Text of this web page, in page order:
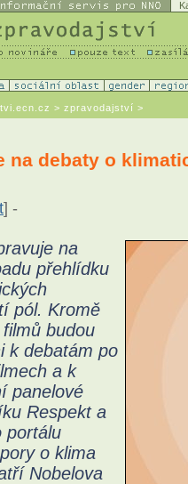
> zpravodajství >
na debaty o
] -
na
přehlídku
pól. Kromě
budou
k debatám po
a k
panelové
Respekt a
portálu
o klima
Nobelova